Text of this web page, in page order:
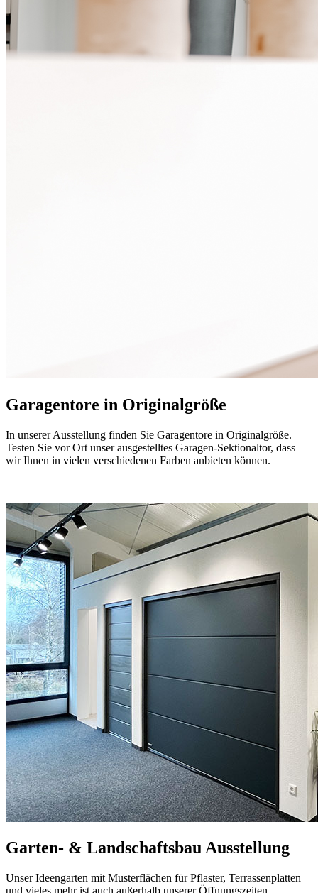
Garagentore in Originalgröße
In unserer Ausstellung finden Sie Garagentore in Originalgröße.
Testen Sie vor Ort unser ausgestelltes Garagen-Sektionaltor, dass
wir Ihnen in vielen verschiedenen Farben anbieten können.
Garten- & Landschaftsbau Ausstellung
Unser Ideengarten mit Musterflächen für Pflaster, Terrassenplatten